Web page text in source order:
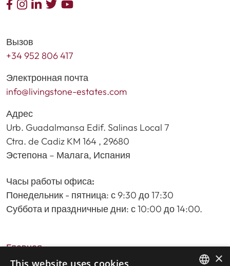
Вызов
+34 952 806 417
Электронная почта
info@livingstone-estates.com
Адрес
Urb. Guadalmansa Edif. Salinas Local 7
Ctra. de Cadiz KM 164 , 29680
Эстепона – Малага, Испания
Часы работы офиса:
Понедельник - пятница: с 9:30 до 17:30
Суббота и праздничные дни: с 10:00 до 14:00.
Главная
Поиск недвижимости
×
This website uses cookies